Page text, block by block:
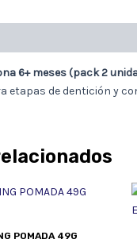
6+ meses (pack 2
etapas de dentición y
POMADA 49G